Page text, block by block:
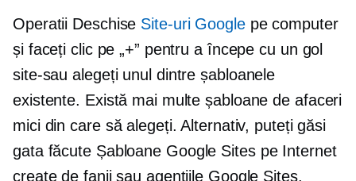
Operatii Deschise Site-uri Googlepe computer
și faceți clic pe „+” pentru a începe cu un gol
site-sau alegeți unul dintre șabloanele
existente. Există mai multe șabloane de afaceri
mici din care să alegeți. Alternativ, puteți găsi
gata făcuteȘabloane Google Sites pe Internet
create de fanii sau agențiile Google Sites.